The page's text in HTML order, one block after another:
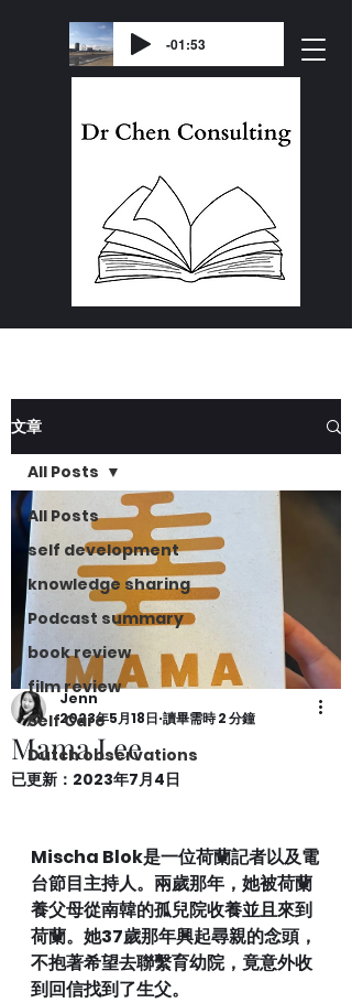
-01:53
文章
All Posts
self development
knowledge sharing
Podcast summary
book review
film review
Self Care
Dutch observations
All Posts
Mama Lee
Jenn
2023年5月18日 讀畢需時 2 分鐘
已更新： 2023年7月4日
Mischa Blok是一位荷蘭記者以及電
台節目主持人。兩歲那年，她被荷蘭
養父母從南韓的孤兒院收養並且來到
荷蘭。她37歲那年興起尋親的念頭，
不抱著希望去聯繫育幼院，竟意外收
到回信找到了生父。